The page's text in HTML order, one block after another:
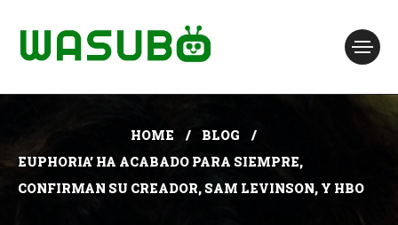
HOME
BLOG
EUPHORIA’ HA ACABADO PARA SIEMPRE,
CONFIRMAN SU CREADOR, SAM LEVINSON, Y HBO